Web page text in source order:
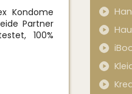
Kondome
Partner
100%